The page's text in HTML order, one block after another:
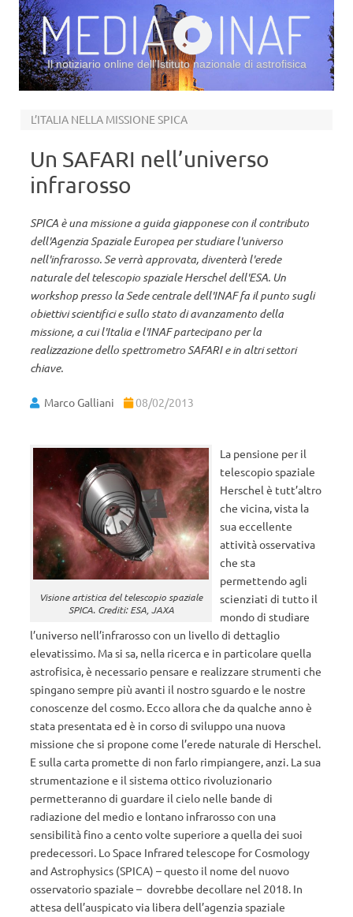
Il notiziario online dell’Istituto nazionale di astrofisica
L’ITALIA NELLA MISSIONE SPICA
Un SAFARI nell’universo
infrarosso
SPICA è una missione a guida giapponese con il contributo
dell'Agenzia Spaziale Europea per studiare l'universo
nell'infrarosso. Se verrà approvata, diventerà l'erede
naturale del telescopio spaziale Herschel dell'ESA. Un
workshop presso la Sede centrale dell'INAF fa il punto sugli
obiettivi scientifici e sullo stato di avanzamento della
missione, a cui l'Italia e l'INAF partecipano per la
realizzazione dello spettrometro SAFARI e in altri settori
chiave.
Marco Galliani 08/02/2013
Visione artistica del telescopio spaziale
SPICA. Crediti: ESA, JAXA
La pensione per il
telescopio spaziale
Herschel è tutt’altro
che vicina, vista la
sua eccellente
attività osservativa
che sta
permettendo agli
scienziati di tutto il
mondo di studiare
l’universo nell’infrarosso con un livello di dettaglio
elevatissimo. Ma si sa, nella ricerca e in particolare quella
astrofisica, è necessario pensare e realizzare strumenti che
spingano sempre più avanti il nostro sguardo e le nostre
conoscenze del cosmo. Ecco allora che da qualche anno è
stata presentata ed è in corso di sviluppo una nuova
missione che si propone come l’erede naturale di Herschel.
E sulla carta promette di non farlo rimpiangere, anzi. La sua
strumentazione e il sistema ottico rivoluzionario
permetteranno di guardare il cielo nelle bande di
radiazione del medio e lontano infrarosso con una
sensibilità fino a cento volte superiore a quella dei suoi
predecessori. Lo Space Infrared telescope for Cosmology
and Astrophysics (SPICA) – questo il nome del nuovo
osservatorio spaziale – dovrebbe decollare nel 2018. In
attesa dell’auspicato via libera dell’agenzia spaziale